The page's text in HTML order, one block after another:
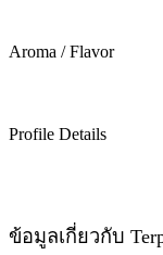
Aroma / Flavor
Profile Details
ข้อมูลเกี่ยวกับ